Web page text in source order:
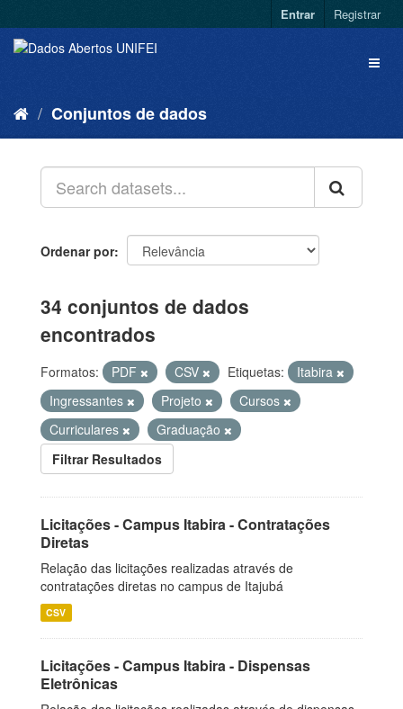
Entrar Registrar
Conjuntos de dados
Ordenar por
34 conjuntos de dados
encontrados
Formatos: PDF CSV Etiquetas:
Itabira
Ingressantes
Projeto
Cursos
Curriculares
Graduação
Filtrar Resultados
Licitações - Campus Itabira - Contratações
Diretas
Relação das licitações realizadas através de
contratações diretas no campus de Itajubá
CSV
Licitações - Campus Itabira - Dispensas
Eletrônicas